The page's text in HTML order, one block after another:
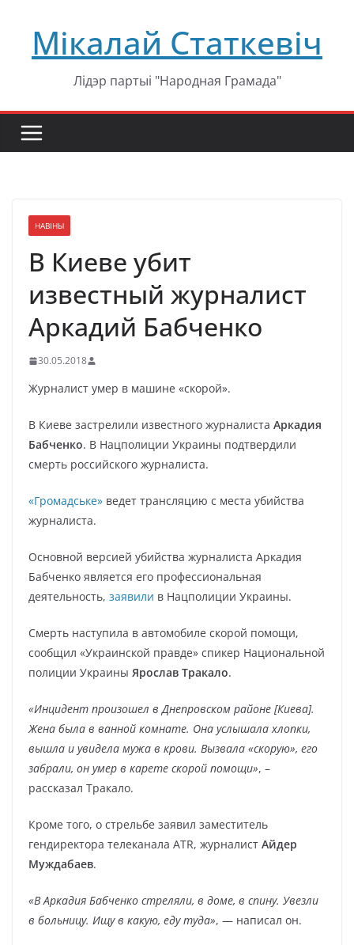
содержимому
Мікалай Статкевіч
Лідэр партыі "Народная Грамада"
НАВІНЫ
В Киеве убит
известный журналист
Аркадий Бабченко
30.05.2018
Журналист умер в машине «скорой».
В Киеве застрелили известного журналиста Аркадия
Бабченко. В Нацполиции Украины подтвердили
смерть российского журналиста.
«Громадське» ведет трансляцию с места убийства
журналиста.
Основной версией убийства журналиста Аркадия
Бабченко является его профессиональная
деятельность, заявили в Нацполиции Украины.
Смерть наступила в автомобиле скорой помощи,
сообщил «Украинской правде» спикер Национальной
полиции Украины Ярослав Тракало.
«Инцидент произошел в Днепровском районе [Киева].
Жена была в ванной комнате. Она услышала хлопки,
вышла и увидела мужа в крови. Вызвала «скорую», его
забрали, он умер в карете скорой помощи», –
рассказал Тракало.
Кроме того, о стрельбе заявил заместитель
гендиректора телеканала ATR, журналист Айдер
Муждабаев.
«В Аркадия Бабченко стреляли, в доме, в спину. Увезли
в больницу. Ищу в какую, еду туда», — написал он.